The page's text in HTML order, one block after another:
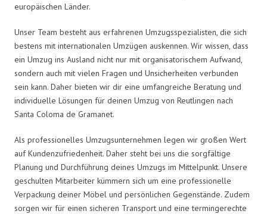
europäischen Länder.
Unser Team besteht aus erfahrenen Umzugsspezialisten, die sich
bestens mit internationalen Umzügen auskennen. Wir wissen, dass
ein Umzug ins Ausland nicht nur mit organisatorischem Aufwand,
sondern auch mit vielen Fragen und Unsicherheiten verbunden
sein kann. Daher bieten wir dir eine umfangreiche Beratung und
individuelle Lösungen für deinen Umzug von Reutlingen nach
Santa Coloma de Gramanet.
Als professionelles Umzugsunternehmen legen wir großen Wert
auf Kundenzufriedenheit. Daher steht bei uns die sorgfältige
Planung und Durchführung deines Umzugs im Mittelpunkt. Unsere
geschulten Mitarbeiter kümmern sich um eine professionelle
Verpackung deiner Möbel und persönlichen Gegenstände. Zudem
sorgen wir für einen sicheren Transport und eine termingerechte